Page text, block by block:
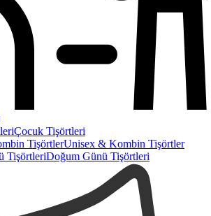
Çocuk Tişörtleri
Unisex & Kombin Tişörtler
Doğum Günü Tişörtleri